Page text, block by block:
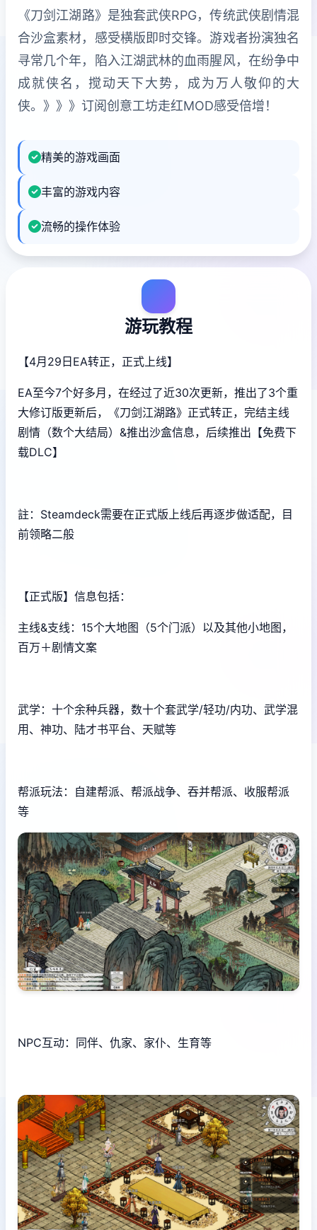
《刀剑江湖路》是独套武侠RPG，传统武侠剧情混
合沙盒素材，感受横版即时交锋。游戏者扮演独名
寻常几个年，陷入江湖武林的血雨腥风，在纷争中
成就侠名，搅动天下大势，成为万人敬仰的大
侠。》》》订阅创意工坊走红MOD感受倍增！
精美的游戏画面
丰富的游戏内容
流畅的操作体验
游玩教程
【4月29日EA转正，正式上线】
EA至今7个好多月，在经过了近30次更新，推出了3个重
大修订版更新后，《刀剑江湖路》正式转正，完结主线
剧情（数个大结局）&推出沙盒信息，后续推出【免费下
载DLC】
註：Steamdeck需要在正式版上线后再逐步做适配，目
前领略二般
【正式版】信息包括：
主线&支线：15个大地图（5个门派）以及其他小地图，
百万＋剧情文案
武学：十个余种兵器，数十个套武学/轻功/内功、武学混
用、神功、陆才书平台、天赋等
帮派玩法：自建帮派、帮派战争、吞并帮派、收服帮派
等
NPC互动：同伴、仇家、家仆、生育等